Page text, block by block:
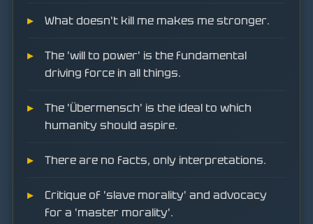
What doesn't kill me makes me stronger.
The 'will to power' is the fundamental
driving force in all things.
The 'Übermensch' is the ideal to which
humanity should aspire.
There are no facts, only interpretations.
Critique of 'slave morality' and advocacy
for a 'master morality'.